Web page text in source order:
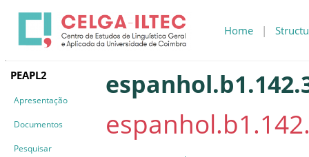
Home |
PEAPL2
Apresentação
Documentos
Pesquisar